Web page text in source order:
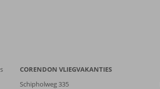
CORENDON VLIEGVAKANTIES
Schipholweg 335